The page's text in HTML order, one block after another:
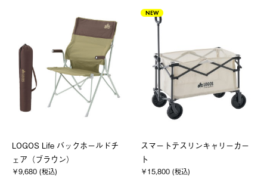
LOGOS Life バックホールドチ
ェア（ブラウン）
￥9,680 (税込)
NEW
スマートテスリンキャリーカー
ト
￥15,800 (税込)